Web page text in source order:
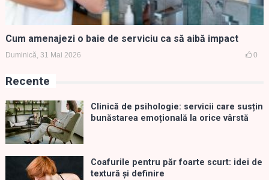
Cum amenajezi o baie de serviciu ca să aibă impact
Duminică, 31 Mai 2026 0
Recente
Clinică de psihologie: servicii care susțin
bunăstarea emoțională la orice vârstă
Coafurile pentru păr foarte scurt: idei de
textură și definire